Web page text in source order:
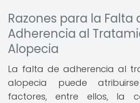
Razones para la Falta
Adherencia al
Alopecia
La falta de adherencia al
alopecia puede
factores, entre ellos, la